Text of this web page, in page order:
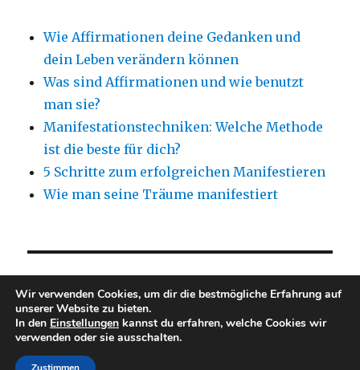
Wie Affirmationen deine Gedanken und
dein Leben verändern können
Was sind Affirmationen und wie benutzt
man sie?
Manifestationstechniken: Welche Methode
ist die beste für dich?
5 Schritte zum erfolgreichen Manifestieren
Wie man seine Träume manifestiert
von WordPress
Wir verwenden Cookies, um dir die bestmögliche Erfahrung auf
unserer Website zu bieten.
In den Einstellungen kannst du erfahren, welche Cookies wir
verwenden oder sie ausschalten.